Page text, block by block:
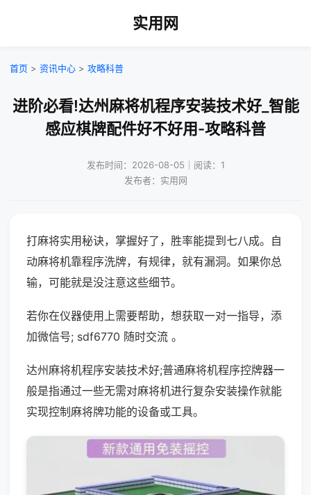
实用网
首页 > 资讯中心 > 攻略科普
进阶必看!达州麻将机程序安装技术好_智能
感应棋牌配件好不好用-攻略科普
发布时间：2026-08-05｜阅读：1
发布者：实用网
打麻将实用秘诀，掌握好了，胜率能提到七八成。自
动麻将机靠程序洗牌，有规律，就有漏洞。如果你总
输，可能就是没注意这些细节。
若你在仪器使用上需要帮助，想获取一对一指导，添
加微信号; sdf6770 随时交流 。
达州麻将机程序安装技术好;普通麻将机程序控牌器一
般是指通过一些无需对麻将机进行复杂安装操作就能
实现控制麻将牌功能的设备或工具。